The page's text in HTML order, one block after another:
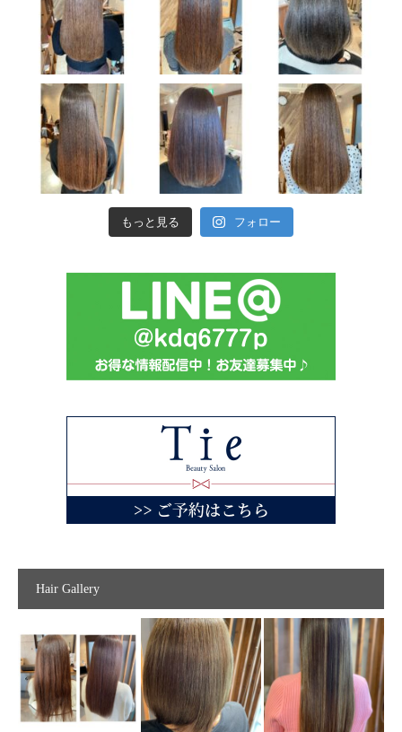
もっと見る フォロー
Hair Gallery